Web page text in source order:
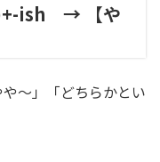
)+-ish → 【や
～」「どちらかとい